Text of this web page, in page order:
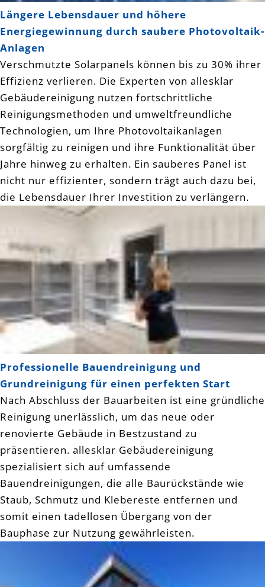
Längere Lebensdauer und höhere
Energiegewinnung durch saubere Photovoltaik-
Anlagen
Verschmutzte Solarpanels können bis zu 30% ihrer
Effizienz verlieren. Die Experten von allesklar
Gebäudereinigung nutzen fortschrittliche
Reinigungsmethoden und umweltfreundliche
Technologien, um Ihre Photovoltaikanlagen
sorgfältig zu reinigen und ihre Funktionalität über
Jahre hinweg zu erhalten. Ein sauberes Panel ist
nicht nur effizienter, sondern trägt auch dazu bei,
die Lebensdauer Ihrer Investition zu verlängern.
Professionelle Bauendreinigung und
Grundreinigung für einen perfekten Start
Nach Abschluss der Bauarbeiten ist eine gründliche
Reinigung unerlässlich, um das neue oder
renovierte Gebäude in Bestzustand zu
präsentieren. allesklar Gebäudereinigung
spezialisiert sich auf umfassende
Bauendreinigungen, die alle Baurückstände wie
Staub, Schmutz und Klebereste entfernen und
somit einen tadellosen Übergang von der
Bauphase zur Nutzung gewährleisten.